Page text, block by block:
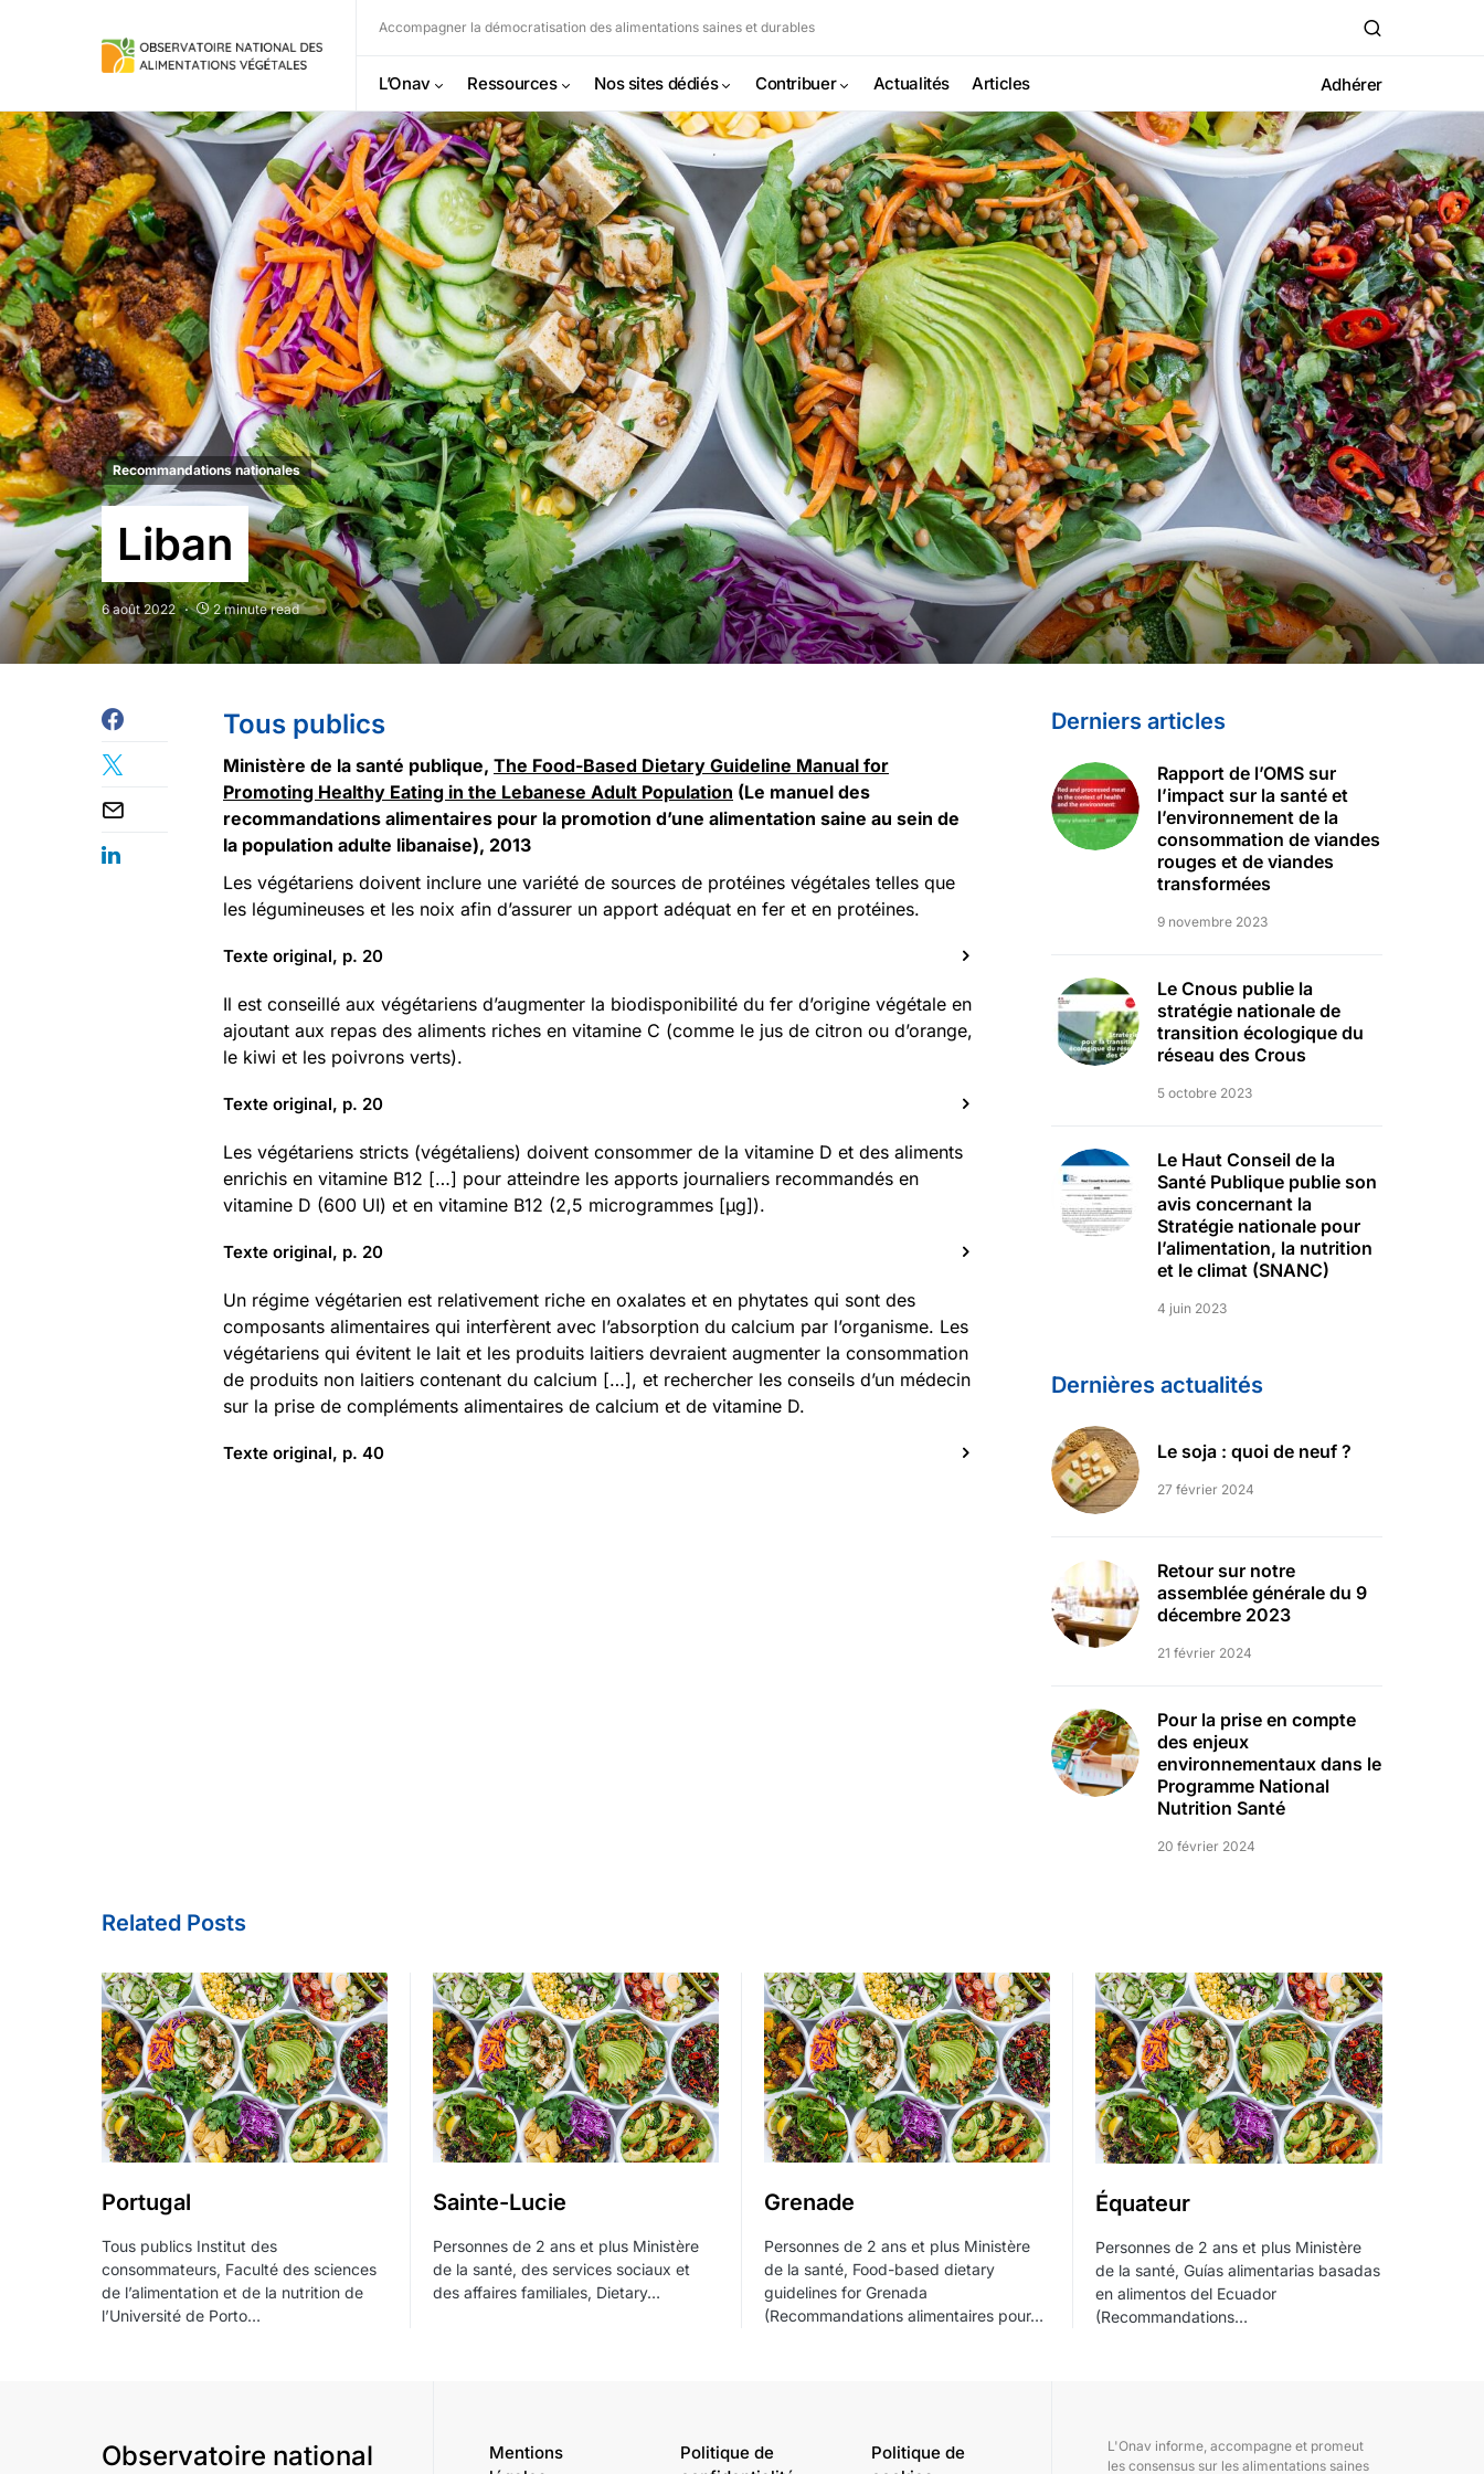
Accompagner la démocratisation des alimentations saines et durables
L’Onav Ressources Nos sites dédiés Contribuer Actualités Articles Adhérer
Recommandations nationales
Liban
6 août 2022 2 minute read
Tous publics
Ministère de la santé publique, The Food-Based Dietary Guideline Manual for
Promoting Healthy Eating in the Lebanese Adult Population (Le manuel des
recommandations alimentaires pour la promotion d’une alimentation saine au sein de
la population adulte libanaise), 2013
Les végétariens doivent inclure une variété de sources de protéines végétales telles que
les légumineuses et les noix afin d’assurer un apport adéquat en fer et en protéines.
Texte original, p. 20
Il est conseillé aux végétariens d’augmenter la biodisponibilité du fer d’origine végétale en
ajoutant aux repas des aliments riches en vitamine C (comme le jus de citron ou d’orange,
le kiwi et les poivrons verts).
Texte original, p. 20
Les végétariens stricts (végétaliens) doivent consommer de la vitamine D et des aliments
enrichis en vitamine B12 […] pour atteindre les apports journaliers recommandés en
vitamine D (600 UI) et en vitamine B12 (2,5 microgrammes [μg]).
Texte original, p. 20
Un régime végétarien est relativement riche en oxalates et en phytates qui sont des
composants alimentaires qui interfèrent avec l’absorption du calcium par l’organisme. Les
végétariens qui évitent le lait et les produits laitiers devraient augmenter la consommation
de produits non laitiers contenant du calcium […], et rechercher les conseils d’un médecin
sur la prise de compléments alimentaires de calcium et de vitamine D.
Texte original, p. 40
Derniers articles
Rapport de l’OMS sur
l’impact sur la santé et
l’environnement de la
consommation de viandes
rouges et de viandes
transformées
9 novembre 2023
Le Cnous publie la
stratégie nationale de
transition écologique du
réseau des Crous
5 octobre 2023
Le Haut Conseil de la
Santé Publique publie son
avis concernant la
Stratégie nationale pour
l’alimentation, la nutrition
et le climat (SNANC)
4 juin 2023
Dernières actualités
Le soja : quoi de neuf ?
27 février 2024
Retour sur notre
assemblée générale du 9
décembre 2023
21 février 2024
Pour la prise en compte
des enjeux
environnementaux dans le
Programme National
Nutrition Santé
20 février 2024
Related Posts
Portugal
Tous publics Institut des
consommateurs, Faculté des sciences
de l’alimentation et de la nutrition de
l’Université de Porto…
Sainte-Lucie
Personnes de 2 ans et plus Ministère
de la santé, des services sociaux et
des affaires familiales, Dietary…
Grenade
Personnes de 2 ans et plus Ministère
de la santé, Food-based dietary
guidelines for Grenada
(Recommandations alimentaires pour…
Équateur
Personnes de 2 ans et plus Ministère
de la santé, Guías alimentarias basadas
en alimentos del Ecuador
(Recommandations…
Observatoire national
Mentions
Politique de
Politique de
L'Onav informe, accompagne et promeut
les consensus sur les alimentations saines